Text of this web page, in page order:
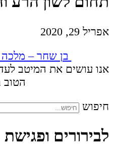
אפריל 29, 2020
בן שחר – מלכה
אנו עושים את המיטב
הטוב
חיפוש
לבירורים ופגישת